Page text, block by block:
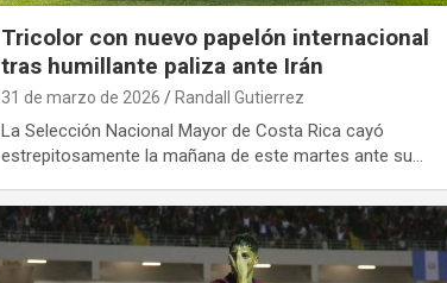
Tricolor con nuevo papelón internacional
tras humillante paliza ante Irán
31 de marzo de 2026 Randall Gutierrez
La Selección Nacional Mayor de Costa Rica cayó
estrepitosamente la mañana de este martes ante su…